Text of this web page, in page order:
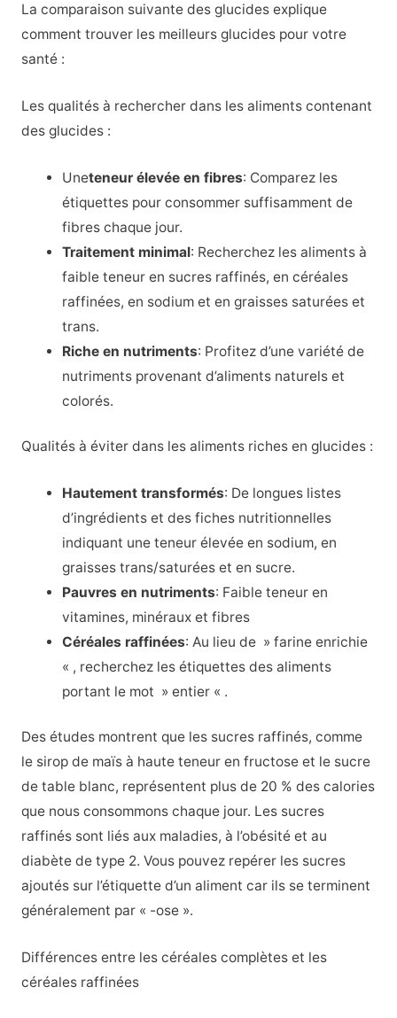
La comparaison suivante des glucides explique
comment trouver les meilleurs glucides pour votre
santé :
Les qualités à rechercher dans les aliments contenant
des glucides :
Uneteneur élevée en fibres: Comparez les
étiquettes pour consommer suffisamment de
fibres chaque jour.
Traitement minimal: Recherchez les aliments à
faible teneur en sucres raffinés, en céréales
raffinées, en sodium et en graisses saturées et
trans.
Riche en nutriments: Profitez d’une variété de
nutriments provenant d’aliments naturels et
colorés.
Qualités à éviter dans les aliments riches en glucides :
Hautement transformés: De longues listes
d’ingrédients et des fiches nutritionnelles
indiquant une teneur élevée en sodium, en
graisses trans/saturées et en sucre.
Pauvres en nutriments: Faible teneur en
vitamines, minéraux et fibres
Céréales raffinées: Au lieu de » farine enrichie
« , recherchez les étiquettes des aliments
portant le mot » entier « .
Des études montrent que les sucres raffinés, comme
le sirop de maïs à haute teneur en fructose et le sucre
de table blanc, représentent plus de 20 % des calories
que nous consommons chaque jour. Les sucres
raffinés sont liés aux maladies, à l’obésité et au
diabète de type 2. Vous pouvez repérer les sucres
ajoutés sur l’étiquette d’un aliment car ils se terminent
généralement par « -ose ».
Différences entre les céréales complètes et les
céréales raffinées